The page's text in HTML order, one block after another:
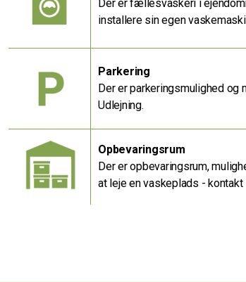
Der er fællesvaskeri i
installere sin egen
Parkering
Der er parkeringsmulighed og
Udlejning.
Opbevaringsrum
Der er opbevaringsrum,
at leje en vaskeplads - kontakt